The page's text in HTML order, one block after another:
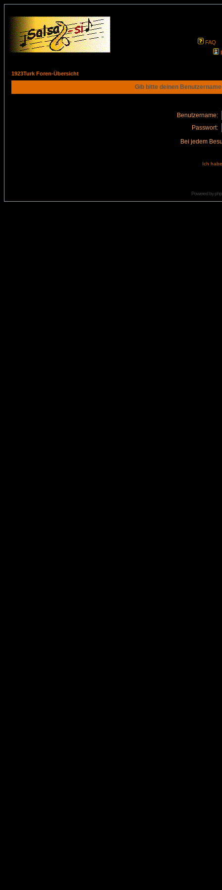
FAQ
1923Turk Foren-Übersicht
Gib bitte deinen
Benutzername:
Passwort:
Bei jedem
Ich
Powered by